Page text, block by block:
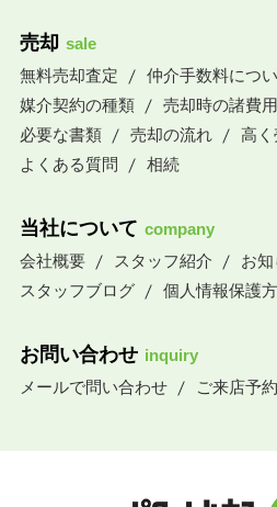
売却 sale
無料売却査定
仲介手数料につ
媒介契約の種類
売却時の諸費用
必要な書類
売却の流れ
高く
よくある質問
相続
当社について company
会社概要
スタッフ紹介 お
スタッフブログ
個人情報保護
お問い合わせ inquiry
メールで問い合わせ
ご来店予約